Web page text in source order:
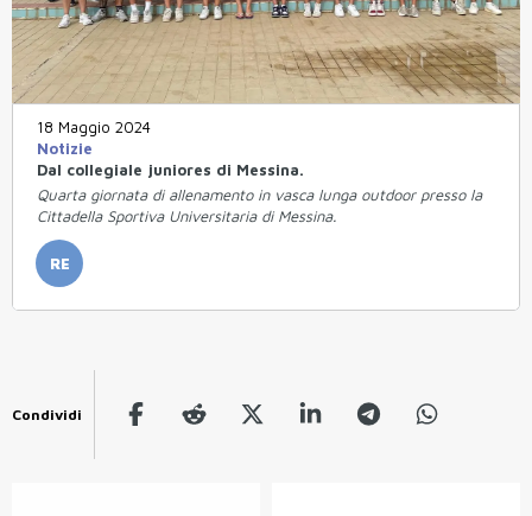
18 Maggio 2024
Notizie
Dal collegiale juniores di Messina.
Quarta giornata di allenamento in vasca lunga outdoor presso la
Cittadella Sportiva Universitaria di Messina.
RE
Condividi